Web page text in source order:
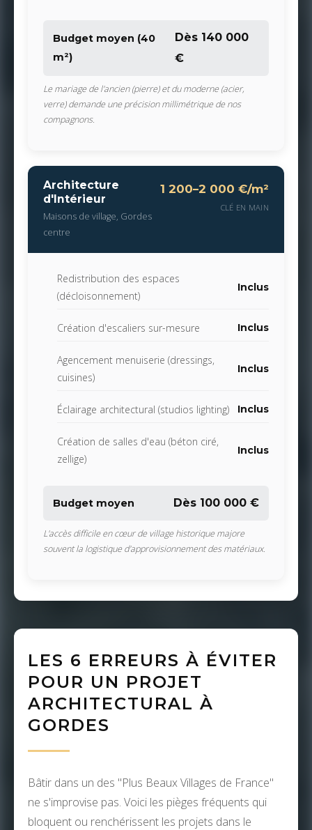
Budget moyen (40
m²)
Dès 140 000
€
Le mariage de l'ancien (pierre) et du moderne (acier,
verre) demande une précision millimétrique de nos
compagnons.
Architecture
d'Intérieur
Maisons de village, Gordes
centre
1 200–2 000 €/m²
CLÉ EN MAIN
Redistribution des espaces
(décloisonnement)
Inclus
Création d'escaliers sur-mesure Inclus
Agencement menuiserie (dressings,
cuisines)
Inclus
Éclairage architectural (studios lighting) Inclus
Création de salles d'eau (béton ciré,
zellige)
Inclus
Budget moyen Dès 100 000 €
L'accès difficile en cœur de village historique majore
souvent la logistique d'approvisionnement des matériaux.
LES 6 ERREURS À ÉVITER
POUR UN PROJET
ARCHITECTURAL À
GORDES
Bâtir dans un des "Plus Beaux Villages de France"
ne s'improvise pas. Voici les pièges fréquents qui
bloquent ou renchérissent les projets dans le